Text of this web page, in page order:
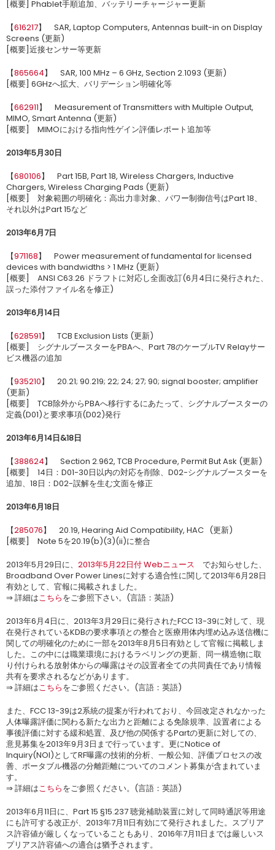
[概要] Phablet手順追加、バッテリーチャージャー更新
【616217】 SAR, Laptop Computers, Antennas built-in on Display
Screens (更新)
[概要]近接センサー等更新
【865664】 SAR, 100 MHz – 6 GHz, Section 2.1093 (更新)
[概要] 6GHzへ拡大、バリデーション明確化等
【662911】 Measurement of Transmitters with Multiple Output,
MIMO, Smart Antenna (更新)
[概要] MIMOにおける指向性ゲイン評価レポート追加等
2013年5月30日
【680106】 Part 15B, Part 18, Wireless Chargers, Inductive
Chargers, Wireless Charging Pads (更新)
[概要] 対象範囲の明確化：高出力非対象、パワー制御信号はPart 18、
それ以外はPart 15など
2013年6月7日
【971168】 Power measurement of fundamental for licensed
devices with bandwidths > 1 MHz (更新)
[概要] ANSI C63.26 ドラフトに対応し全面改訂(6月4日に発行された、
誤った添付ファイル名を修正)
2013年6月14日
【628591】 TCB Exclusion Lists (更新)
[概要] シグナルブースターをPBAへ、Part 78のケーブルTV Relayサー
ビス機器の追加
【935210】 20.21; 90.219; 22; 24; 27; 90; signal booster; amplifier
(更新)
[概要] TCB除外からPBAへ移行するにあたって、シグナルブースターの
定義(D01)と要求事項(D02)発行
2013年6月14日&18日
【388624】 Section 2.962, TCB Procedure, Permit But Ask (更新)
[概要] 14日：D01-30日以内の対応を削除、D02-シグナルブースターを
追加、18日：D02-誤解を生む文面を修正
2013年6月18日
【285076】 20.19, Hearing Aid Compatibility, HAC (更新)
[概要] Note 5を20.19(b)(3)(ii)に整合
2013年5月29日に、 2013年5月22日付 Webニュース でお知らせした、
Broadband Over Power Linesに対する適合性に関して2013年6月28日
有効として、官報に掲載されました。
⇒ 詳細はこちらをご参照下さい。(言語：英語)
2013年6月4日に、2013年3月29日に発行されたFCC 13-39に対して、現
在発行されているKDBの要求事項との整合と医療用体内埋め込み送信機に
関しての明確化のために一部を2013年8月5日有効として官報に掲載しま
した。この中には職業環境におけるラベリングの更新、同一構造物に取
り付けられる放射体からの曝露はその設置者全ての共同責任であり情報
共有を要求されるなどがあります。
⇒ 詳細はこちらをご参照ください。(言語：英語)
また、FCC 13-39は2系統の提案が行われており、今回改定されなかった
人体曝露評価に関わる新たな出力と距離による免除規準、設置者による
事後評価に対する緩和処置、及び他の関係するPartの更新に対しての、
意見募集を2013年9月3日まで行っています。更にNotice of
Inquiry(NOI)としてRF曝露の技術的分析、一般公知、評価プロセスの改
善、ポータブル機器の分離距離についてのコメント募集が含まれていま
す。
⇒ 詳細はこちらをご参照ください。(言語：英語)
2013年6月11日に、Part 15 §15.237 聴覚補助装置に対して同時通訳等用途
にも許可する改正が、2013年7月11日有効にて発行されました。スプリア
ス許容値が厳しくなっていることもあり、2016年7月11日までは厳しいス
プリアス許容値への適合は猶予されます。